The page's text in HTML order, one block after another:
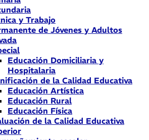
y Trabajo
de Jóvenes y Adultos
Educación Domiciliaria y
Hospitalaria
de la Calidad Educativa
Educación Artística
Educación Rural
Educación Física
de la Calidad Educativa